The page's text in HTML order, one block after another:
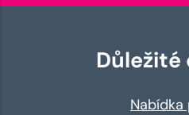
Důležité
Nabídka